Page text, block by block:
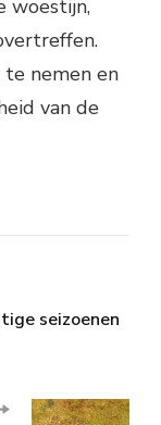
woestijn,
nemen en
van de
seizoenen